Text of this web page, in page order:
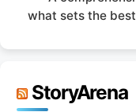
what sets the
StoryArena